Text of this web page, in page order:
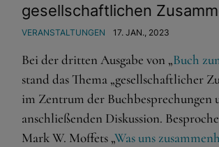
gesellschaftlichen
VERANSTALTUNGEN 17. JAN., 2023
Bei der dritten Ausgabe von „Buch
stand das Thema „gesellschaftlicher
im Zentrum der Buchbesprechungen
anschließenden Diskussion.
Mark W. Moffets „Was uns